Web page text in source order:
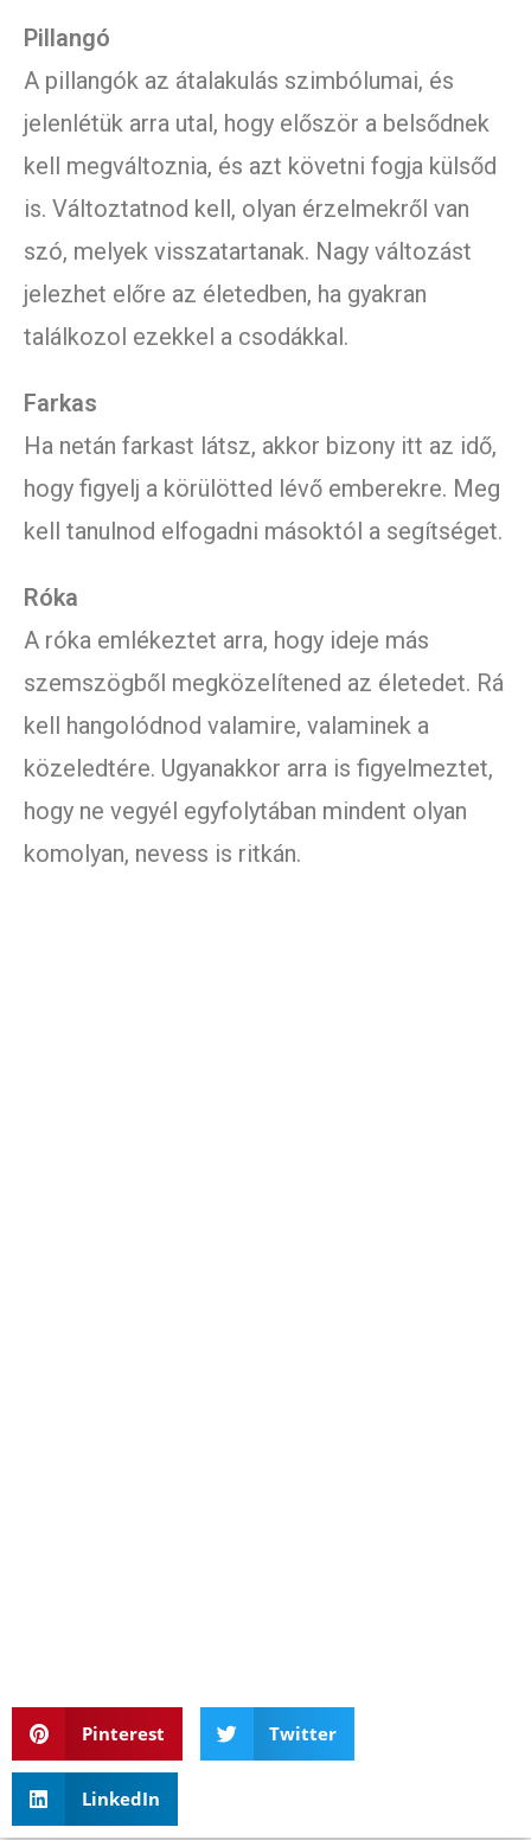
Pillangó
A pillangók az átalakulás szimbólumai, és
jelenlétük arra utal, hogy először a belsődnek
kell megváltoznia, és azt követni fogja külsőd
is. Változtatnod kell, olyan érzelmekről van
szó, melyek visszatartanak. Nagy változást
jelezhet előre az életedben, ha gyakran
találkozol ezekkel a csodákkal.
Farkas
Ha netán farkast látsz, akkor bizony itt az idő,
hogy figyelj a körülötted lévő emberekre. Meg
kell tanulnod elfogadni másoktól a segítséget.
Róka
A róka emlékeztet arra, hogy ideje más
szemszögből megközelítened az életedet. Rá
kell hangolódnod valamire, valaminek a
közeledtére. Ugyanakkor arra is figyelmeztet,
hogy ne vegyél egyfolytában mindent olyan
komolyan, nevess is ritkán.
Pinterest Twitter
LinkedIn